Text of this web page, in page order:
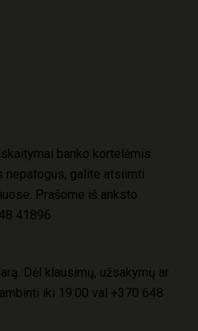
banko kortelėmis.
nepatogus, galite atsiimti
Prašome iš anksto
41896
Dėl klausimų, užsakymų ar
iki 19:00 val +370 648